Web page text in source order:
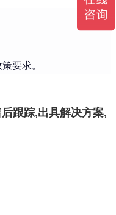
要求。
跟踪,出具解决方案,